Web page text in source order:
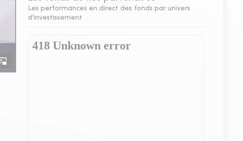
Les performances en direct des fonds par univers
d'investissement